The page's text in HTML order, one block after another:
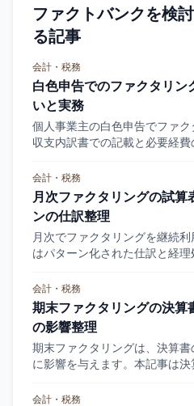
ファクトバンクを検
る記事
会計・税務
白色申告でのファクタリン
いと実務
個人事業主の白色申告でファク
収支内訳書での記載と必要経
のポイントを整理します。
会計・税務
月次ファクタリングの試
ンの仕訳整理
月次でファクタリングを継続
はパターン化された仕訳と経
定科目の継続性を整理します。
会計・税務
期末ファクタリングの決算
の影響整理
期末ファクタリングは、決算
に影響を与えます。本記事は
計算書の表示を整理します。
会計・税務